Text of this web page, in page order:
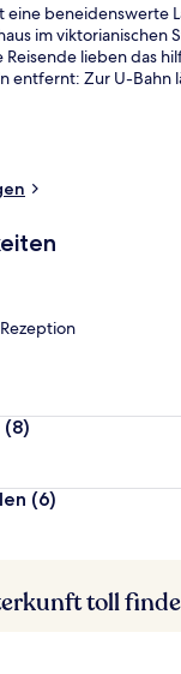
eine
im
lieben das
entfernt: Zur U-Bahn
(8)
(6)
toll